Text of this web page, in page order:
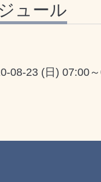
ュール
08-23 (日) 07:00